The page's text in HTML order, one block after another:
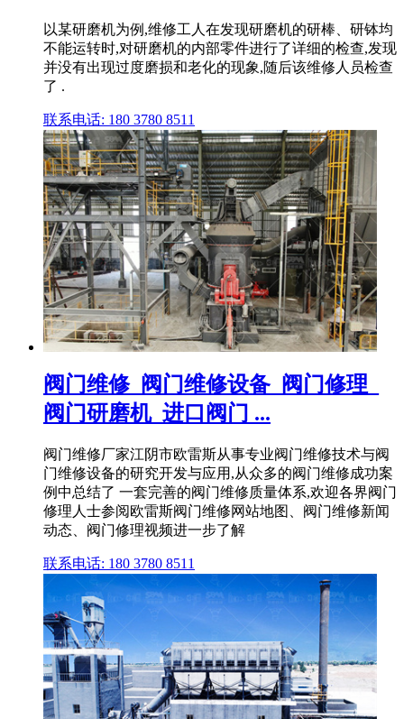
以某研磨机为例,维修工人在发现研磨机的研棒、研钵均
不能运转时,对研磨机的内部零件进行了详细的检查,发现
并没有出现过度磨损和老化的现象,随后该维修人员检查
了 .
联系电话: 180 3780 8511
阀门维修_阀门维修设备_阀门修理_
阀门研磨机_进口阀门 ...
阀门维修厂家江阴市欧雷斯从事专业阀门维修技术与阀
门维修设备的研究开发与应用,从众多的阀门维修成功案
例中总结了 一套完善的阀门维修质量体系,欢迎各界阀门
修理人士参阅欧雷斯阀门维修网站地图、阀门维修新闻
动态、阀门修理视频进一步了解
联系电话: 180 3780 8511